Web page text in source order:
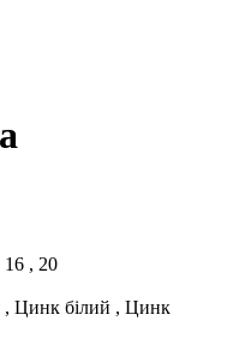
16 , 20
, Цинк білий , Цинк